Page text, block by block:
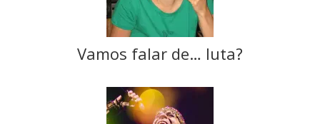
Vamos falar de… luta?